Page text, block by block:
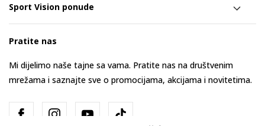
Sport Vision ponude
Pratite nas
Mi dijelimo naše tajne sa vama. Pratite nas na društvenim
mrežama i saznajte sve o promocijama, akcijama i novitetima.